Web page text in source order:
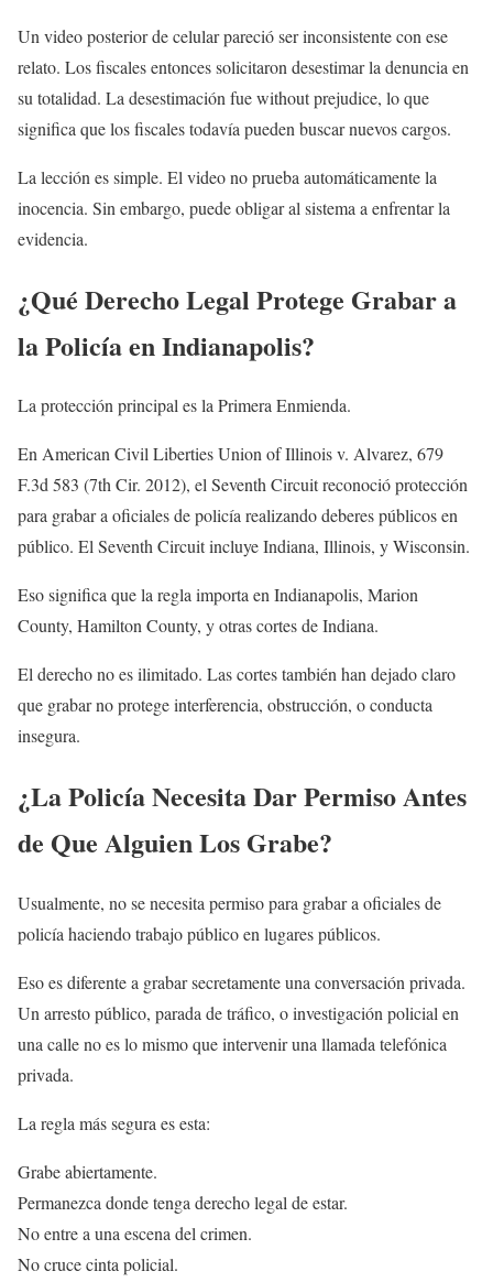
Un video posterior de celular pareció ser inconsistente con ese
relato. Los fiscales entonces solicitaron desestimar la denuncia en
su totalidad. La desestimación fue without prejudice, lo que
significa que los fiscales todavía pueden buscar nuevos cargos.
La lección es simple. El video no prueba automáticamente la
inocencia. Sin embargo, puede obligar al sistema a enfrentar la
evidencia.
¿Qué Derecho Legal Protege Grabar a
la Policía en Indianapolis?
La protección principal es la Primera Enmienda.
En American Civil Liberties Union of Illinois v. Alvarez, 679
F.3d 583 (7th Cir. 2012), el Seventh Circuit reconoció protección
para grabar a oficiales de policía realizando deberes públicos en
público. El Seventh Circuit incluye Indiana, Illinois, y Wisconsin.
Eso significa que la regla importa en Indianapolis, Marion
County, Hamilton County, y otras cortes de Indiana.
El derecho no es ilimitado. Las cortes también han dejado claro
que grabar no protege interferencia, obstrucción, o conducta
insegura.
¿La Policía Necesita Dar Permiso Antes
de Que Alguien Los Grabe?
Usualmente, no se necesita permiso para grabar a oficiales de
policía haciendo trabajo público en lugares públicos.
Eso es diferente a grabar secretamente una conversación privada.
Un arresto público, parada de tráfico, o investigación policial en
una calle no es lo mismo que intervenir una llamada telefónica
privada.
La regla más segura es esta:
Grabe abiertamente.
Permanezca donde tenga derecho legal de estar.
No entre a una escena del crimen.
No cruce cinta policial.